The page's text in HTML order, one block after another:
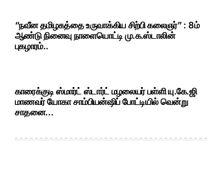
“நவீன தமிழகத்தை உருவாக்கிய சிற்பி கலைஞர்” : 8ம்
ஆண்டு நினைவு நாளையொட்டி மு.க.ஸ்டாலின்
புகழாரம்..
காரைக்குடி ஸ்மார்ட் ஸ்டார்ட் மழலையர் பள்ளி யு.கே.ஜி
மாணவர் யோகா சாம்பியன்ஷிப் போட்டியில் வென்று
சாதனை…